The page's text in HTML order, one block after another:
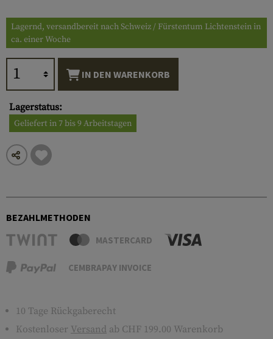
Lagernd, versandbereit nach Schweiz / Fürstentum Lichtenstein in
ca. einer Woche
IN DEN WARENKORB
Lagerstatus:
Geliefert in 7 bis 9 Arbeitstagen
BEZAHLMETHODEN
MASTERCARD
CEMBRAPAY INVOICE
10 Tage Rückgaberecht
Kostenloser Versand ab CHF 199.00 Warenkorb